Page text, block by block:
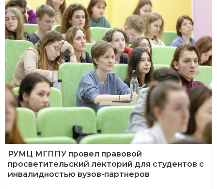
РУМЦ МГППУ провел правовой
просветительский лекторий для студентов с
инвалидностью вузов-партнеров